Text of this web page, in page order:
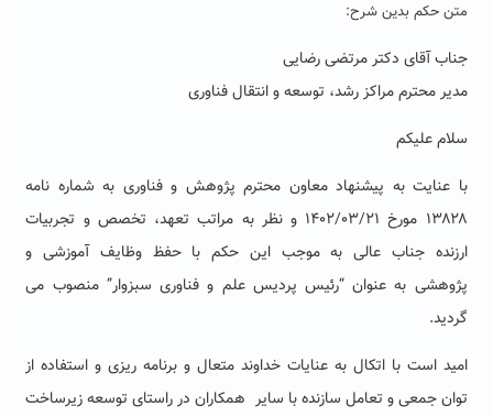
متن حکم بدین شرح:
جناب آقای دکتر مرتضی رضایی
مدیر محترم مراکز رشد، توسعه و انتقال فناوری
سلام علیکم
با عنایت به پیشنهاد معاون محترم پژوهش و فناوری به شماره نامه
۱۳۸۲۸ مورخ ۱۴۰۲/۰۳/۲۱ و نظر به مراتب تعهد، تخصص و تجربیات
ارزنده جناب عالی به موجب این حکم با حفظ وظایف آموزشی و
پژوهشی به عنوان “رئیس پردیس علم و فناوری سبزوار” منصوب می
گردید.
امید است با اتکال به عنایات خداوند متعال و برنامه ریزی و استفاده از
توان جمعی و تعامل سازنده با سایر همکاران در راستای توسعه زیرساخت